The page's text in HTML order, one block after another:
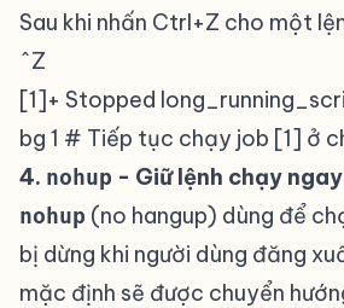
Sau khi nhấn Ctrl+Z cho một
^Z
[1]+ Stopped
bg 1 # Tiếp tục chạy job [1] ở
4. nohup - Giữ lệnh chạy
nohup (no hangup) dùng để
bị dừng khi người dùng đăng
mặc định sẽ được chuyển